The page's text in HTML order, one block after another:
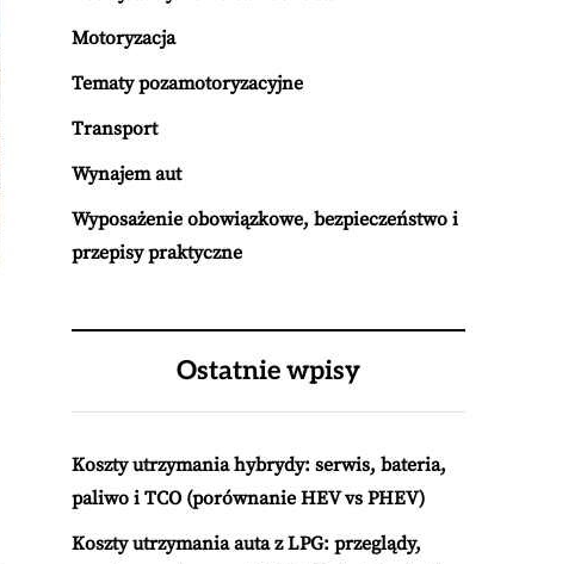
Motoryzacja
Tematy pozamotoryzacyjne
Transport
Wynajem aut
Wyposażenie obowiązkowe, bezpieczeństwo i
przepisy praktyczne
Ostatnie wpisy
Koszty utrzymania hybrydy: serwis, bateria,
paliwo i TCO (porównanie HEV vs PHEV)
Koszty utrzymania auta z LPG: przeglądy,